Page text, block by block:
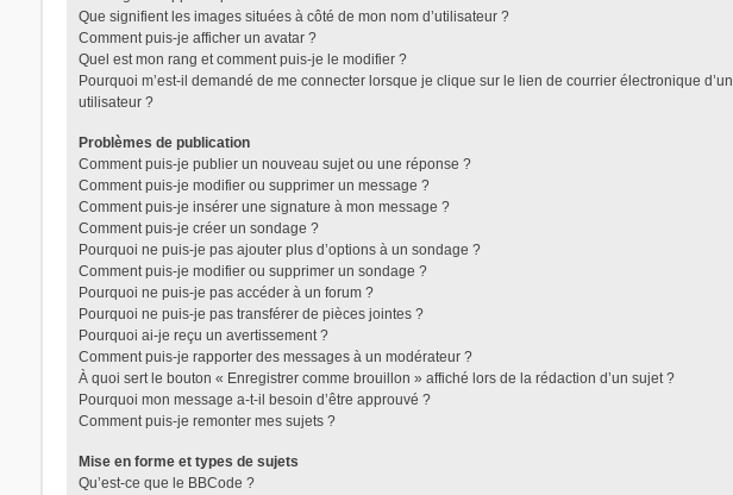
Que signifient les images situées à côté de mon nom d’utilisateur ?
Comment puis-je afficher un avatar ?
Quel est mon rang et comment puis-je le modifier ?
Pourquoi m’est-il demandé de me connecter lorsque je clique sur le lien de courrier électronique d’un
utilisateur ?
Problèmes de publication
Comment puis-je publier un nouveau sujet ou une réponse ?
Comment puis-je modifier ou supprimer un message ?
Comment puis-je insérer une signature à mon message ?
Comment puis-je créer un sondage ?
Pourquoi ne puis-je pas ajouter plus d’options à un sondage ?
Comment puis-je modifier ou supprimer un sondage ?
Pourquoi ne puis-je pas accéder à un forum ?
Pourquoi ne puis-je pas transférer de pièces jointes ?
Pourquoi ai-je reçu un avertissement ?
Comment puis-je rapporter des messages à un modérateur ?
À quoi sert le bouton « Enregistrer comme brouillon » affiché lors de la rédaction d’un sujet ?
Pourquoi mon message a-t-il besoin d’être approuvé ?
Comment puis-je remonter mes sujets ?
Mise en forme et types de sujets
Qu’est-ce que le BBCode ?